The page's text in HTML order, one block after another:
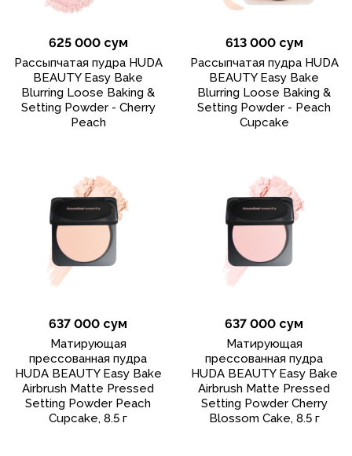
625 000 сум
Рассыпчатая пудра HUDA
BEAUTY Easy Bake
Blurring Loose Baking &
Setting Powder - Cherry
Peach
613 000 сум
Рассыпчатая пудра HUDA
BEAUTY Easy Bake
Blurring Loose Baking &
Setting Powder - Peach
Cupcake
637 000 сум
Матирующая
прессованная пудра
HUDA BEAUTY Easy Bake
Airbrush Matte Pressed
Setting Powder Peach
Cupcake, 8.5 г
637 000 сум
Матирующая
прессованная пудра
HUDA BEAUTY Easy Bake
Airbrush Matte Pressed
Setting Powder Cherry
Blossom Cake, 8.5 г